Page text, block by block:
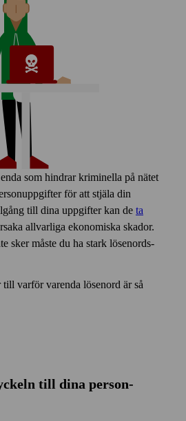
som hindrar kriminella på nätet
för att stjäla din
till dina uppgifter kan de ta
all­varliga ekonomiska skador.
sker måste du ha stark lösen­ords­
varför varenda lösen­ord är så
till dina person­